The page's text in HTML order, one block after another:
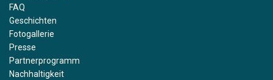
FAQ
Geschichten
Fotogallerie
Presse
Partnerprogramm
Nachhaltigkeit